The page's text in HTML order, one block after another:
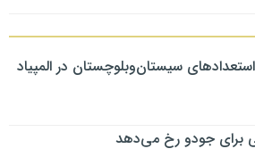
سیستان‌وبلوچستان در المپیاد
برای جودو رخ می‌دهد